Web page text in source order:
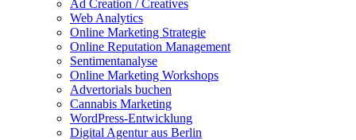
Ad Creation / Creatives
Web Analytics
Online Marketing Strategie
Online Reputation Management
Sentimentanalyse
Online Marketing Workshops
Advertorials buchen
Cannabis Marketing
WordPress-Entwicklung
Digital Agentur aus Berlin